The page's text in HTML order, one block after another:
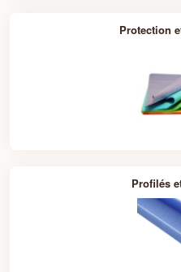
matière de calage et
et à choisir les
votre processus
Innovation Continue:
sommes
technologies et de
améliorer nos
garantir une
Protection
Profilés